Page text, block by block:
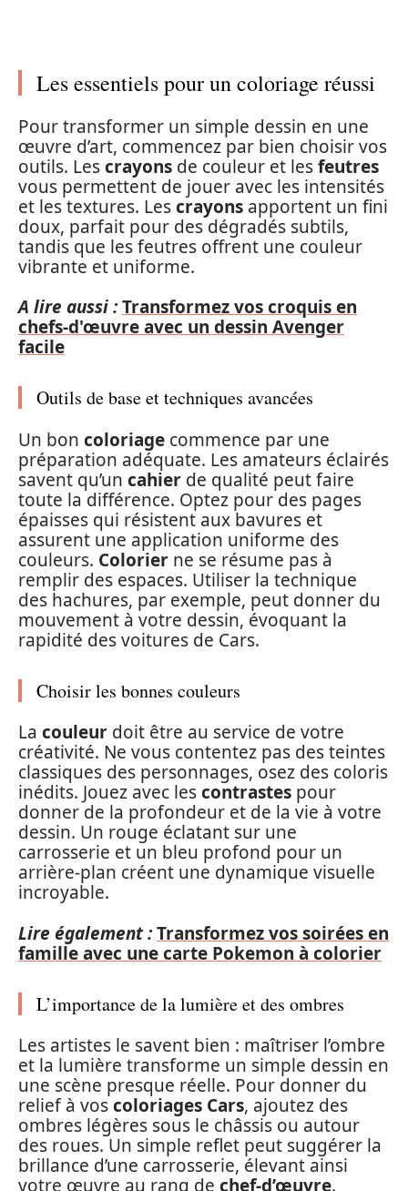
Les essentiels pour un coloriage réussi
Pour transformer un simple dessin en une
œuvre d’art, commencez par bien choisir vos
outils. Lescrayons de couleur et lesfeutres
vous permettent de jouer avec les intensités
et les textures. Lescrayons apportent un fini
doux, parfait pour des dégradés subtils,
tandis que les feutres offrent une couleur
vibrante et uniforme.
A lire aussi :Transformez vos croquis en
chefs-d'œuvre avec un dessin Avenger
facile
Outils de base et techniques avancées
Un bon coloriage commence par une
préparation adéquate. Les amateurs éclairés
savent qu’un cahier de qualité peut faire
toute la différence. Optez pour des pages
épaisses qui résistent aux bavures et
assurent une application uniforme des
couleurs. Colorier ne se résume pas à
remplir des espaces. Utiliser la technique
des hachures, par exemple, peut donner du
mouvement à votre dessin, évoquant la
rapidité des voitures de Cars.
Choisir les bonnes couleurs
La couleur doit être au service de votre
créativité. Ne vous contentez pas des teintes
classiques des personnages, osez des coloris
inédits. Jouez avec lescontrastes pour
donner de la profondeur et de la vie à votre
dessin. Un rouge éclatant sur une
carrosserie et un bleu profond pour un
arrière-plan créent une dynamique visuelle
incroyable.
Lire également :Transformez vos soirées en
famille avec une carte Pokemon à colorier
L’importance de la lumière et des ombres
Les artistes le savent bien : maîtriser l’ombre
et la lumière transforme un simple dessin en
une scène presque réelle. Pour donner du
relief à voscoloriages Cars, ajoutez des
ombres légères sous le châssis ou autour
des roues. Un simple reflet peut suggérer la
brillance d’une carrosserie, élevant ainsi
votre œuvre au rang de chef-d’œuvre.